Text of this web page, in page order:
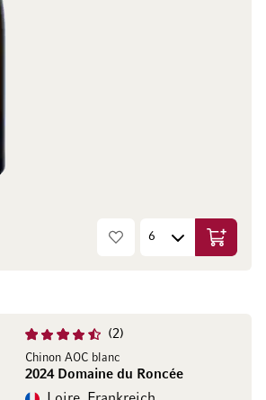
In den
2
Chinon AOC blanc
2024 Domaine du Roncée